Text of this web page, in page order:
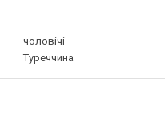
чоловічі
Туреччина